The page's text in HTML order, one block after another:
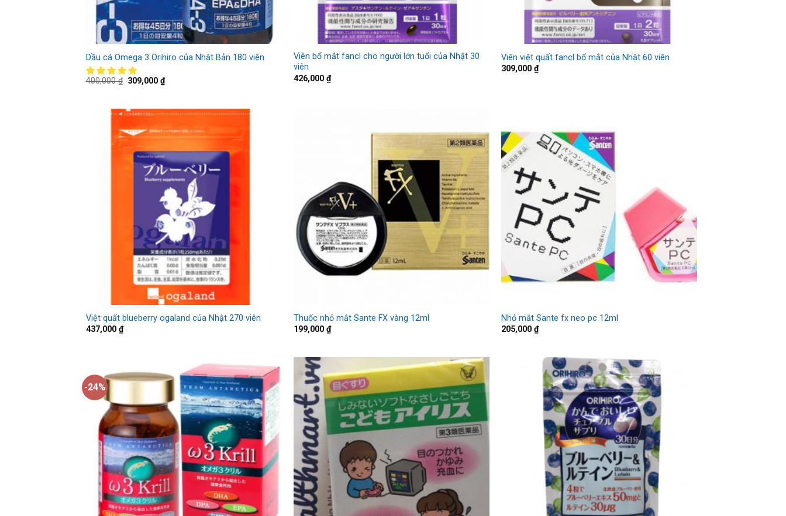
Dầu cá Omega 3 Orihiro của Nhật Bản 180 viên
400,000₫ 309,000₫
Viên bổ mắt fancl cho người lớn tuổi của Nhật 30
viên
426,000 ₫
Viên việt quất fancl bổ mắt của Nhật 60 viên
309,000 ₫
Việt quất blueberry ogaland của Nhật 270 viên
437,000 ₫
Thuốc nhỏ mắt Sante FX vàng 12ml
199,000 ₫
Nhỏ mắt Sante fx neo pc 12ml
205,000 ₫
-24%